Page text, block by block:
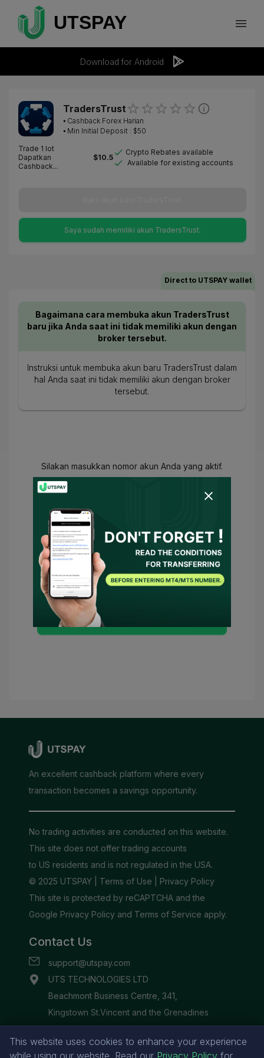
Download for Android
TradersTrust
⦁ Cashback Forex Harian
⦁ Min Initial Deposit : $50
Trade 1 lot
Dapatkan
Cashback...
$10.5
Crypto Rebates available
Available for existing accounts
Saya sudah memiliki akun TradersTrust.
Direct to UTSPAY wallet
Bagaimana cara membuka akun TradersTrust
baru jika Anda saat ini tidak memiliki akun dengan
broker tersebut.
Instruksi untuk membuka akun baru TradersTrust dalam
hal Anda saat ini tidak memiliki akun dengan broker
tersebut.
Silakan masukkan nomor akun Anda yang aktif.
Anda telah setuju
dan Kebijakan Privasi dan Saya
memberikan persetujuan kepada UTSPAY
untuk bertindak sebagai perwakilan saya
atau menghubungi broker atas nama
saya. Jika ada kondisi yang diperlukan,
UTSPAY akan dianggap sebagai
penasihat saya.
This website uses cookies to enhance your experience
while using our website. Read our Privacy Policy for